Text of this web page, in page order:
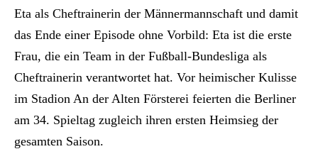
Eta als Cheftrainerin der Männermannschaft und damit
das Ende einer Episode ohne Vorbild: Eta ist die erste
Frau, die ein Team in der Fußball-Bundesliga als
Cheftrainerin verantwortet hat. Vor heimischer Kulisse
im Stadion An der Alten Försterei feierten die Berliner
am 34. Spieltag zugleich ihren ersten Heimsieg der
gesamten Saison.